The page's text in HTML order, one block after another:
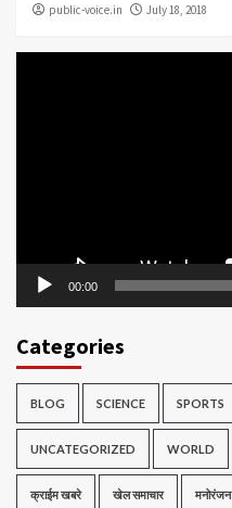
public-voice.in July 18, 2018
00:00
Categories
BLOG SCIENCE SPORTS
UNCATEGORIZED WORLD
क्राईम खबरे खेल समाचार मनोरंजन